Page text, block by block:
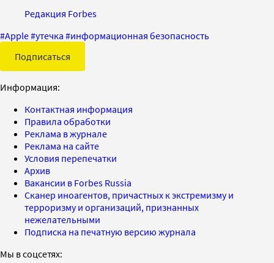
Редакция Forbes
#Apple#утечка #информационная безопасность
Подписаться
Информация:
Контактная информация
Правила обработки
Реклама в журнале
Реклама на сайте
Условия перепечатки
Архив
Вакансии в Forbes Russia
Сканер иноагентов, причастных к экстремизму и
терроризму и организаций, признанных
нежелательными
Подписка на печатную версию журнала
Мы в соцсетях: